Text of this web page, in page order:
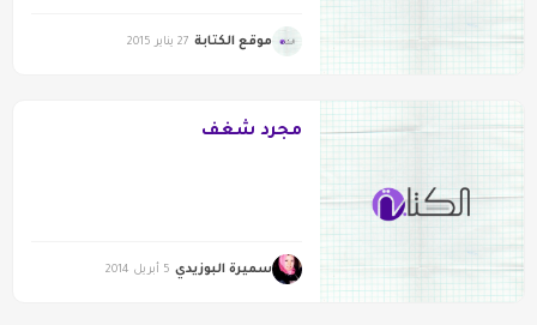
موقع الكتابة 27 يناير 2015
مجرد شغف
سميرة البوزيدي 5 أبريل 2014